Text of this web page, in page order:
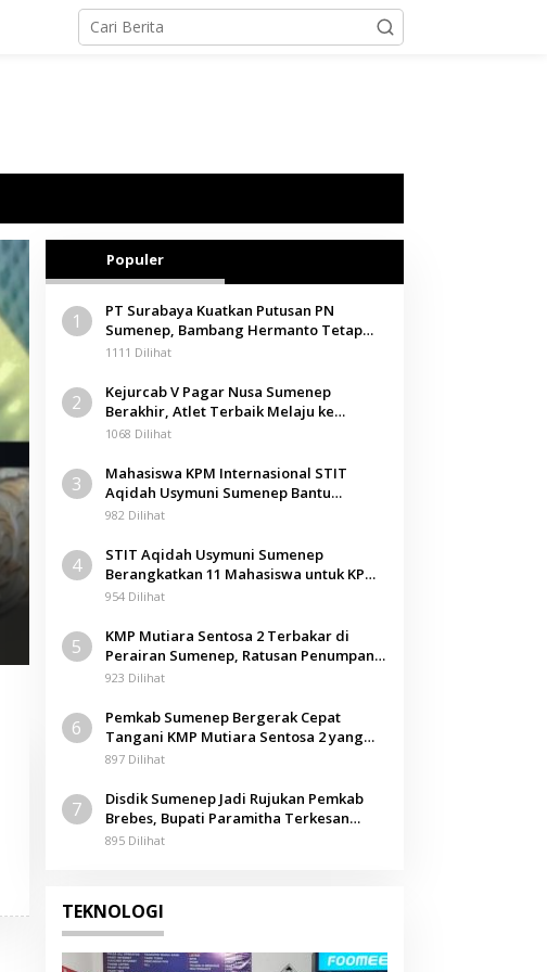
Populer
1
PT Surabaya Kuatkan Putusan PN
Sumenep, Bambang Hermanto Tetap
Dinyatakan Pemilik Sah Tanah di
1111 Dilihat
2
Kejurcab V Pagar Nusa Sumenep
Berakhir, Atlet Terbaik Melaju ke
Kejurwil Jatim
1068 Dilihat
3
Mahasiswa KPM Internasional STIT
Aqidah Usymuni Sumenep Bantu
Pengurusan Jenazah WNI di Malaysia
982 Dilihat
4
STIT Aqidah Usymuni Sumenep
Berangkatkan 11 Mahasiswa untuk KPM
Internasional di Malaysia
954 Dilihat
5
KMP Mutiara Sentosa 2 Terbakar di
Perairan Sumenep, Ratusan Penumpang
Dievakuasi
923 Dilihat
6
Pemkab Sumenep Bergerak Cepat
Tangani KMP Mutiara Sentosa 2 yang
Terbakar
897 Dilihat
7
Disdik Sumenep Jadi Rujukan Pemkab
Brebes, Bupati Paramitha Terkesan
Pendidikan Berbasis Budaya
895 Dilihat
TEKNOLOGI